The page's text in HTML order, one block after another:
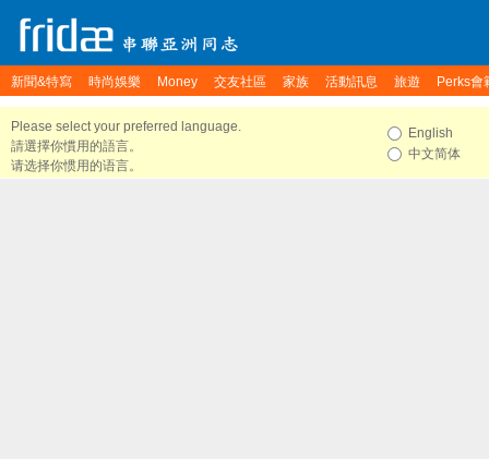
新聞&特寫 時尚娛樂 Money 交友社區 家族 活動訊息 旅遊 Perks會
Please select your preferred language.
請選擇你慣用的語言。
请选择你惯用的语言。
English
中文简体